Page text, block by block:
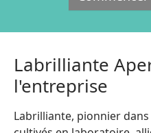
Labrilliante
l'entreprise
Labrilliante, pionnier